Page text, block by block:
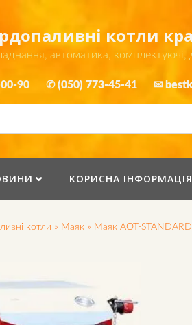
котли
автоматика,
90 ✆ (050) 773-45-41 ✉
КОРИСНА ІНФОРМАЦІЯ
котли » Маяк » Маяк АОТ-STANDARD